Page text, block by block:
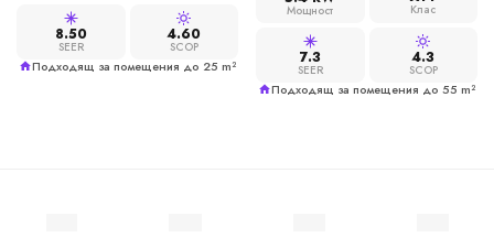
8.50
SEER
4.60
SCOP
Подходящ за помещения до 25 m²
Мощност Клас
7.3
SEER
4.3
SCOP
Подходящ за помещения до 55 m²